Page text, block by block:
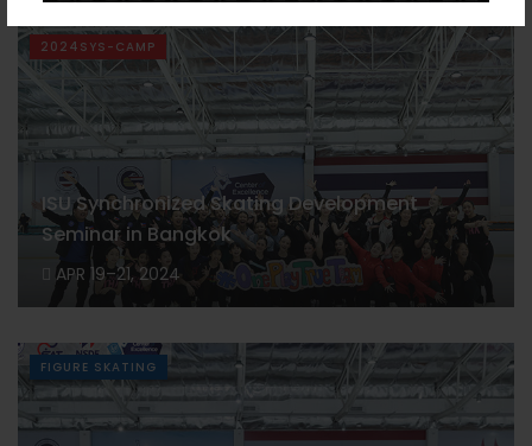
2024SYS-CAMP
ISU Synchronized Skating Development
Seminar in Bangkok
APR 19–21, 2024
FIGURE SKATING